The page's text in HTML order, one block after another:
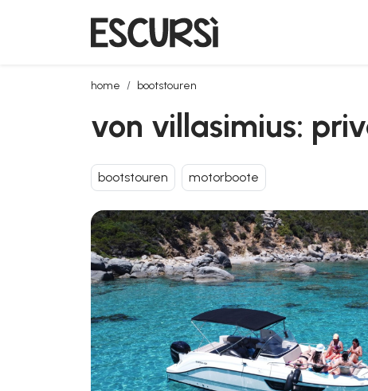
home bootstouren
von villasimius: private bootstour
von villasimius:
bootstouren motorboote